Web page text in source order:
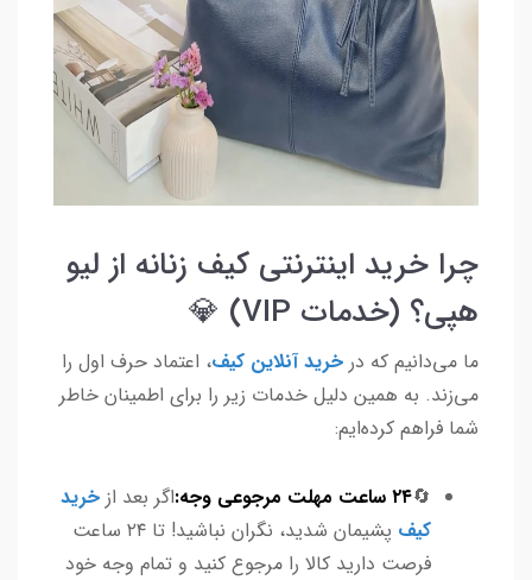
چرا خرید اینترنتی کیف زنانه از لیو
هپی؟ (خدمات VIP) 💎
ما می‌دانیم که در خرید آنلاین کیف، اعتماد حرف اول را
می‌زند. به همین دلیل خدمات زیر را برای اطمینان خاطر
شما فراهم کرده‌ایم:
🔄۲۴ ساعت مهلت مرجوعی وجه: اگر بعد از خرید
کیف
پشیمان شدید، نگران نباشید! تا ۲۴ ساعت
فرصت دارید کالا را مرجوع کنید و تمام وجه خود